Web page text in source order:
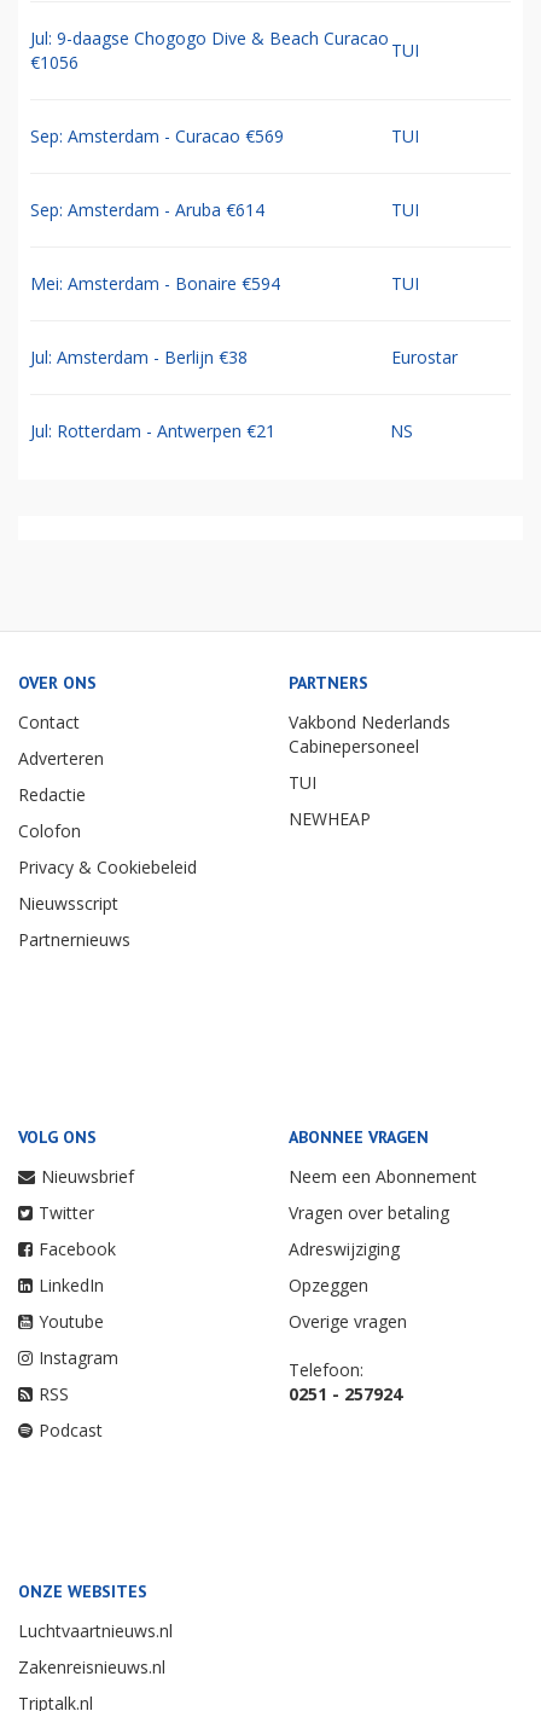
Jul: 9-daagse Chogogo Dive & Beach Curacao
€1056
TUI
Sep: Amsterdam - Curacao €569 TUI
Sep: Amsterdam - Aruba €614 TUI
Mei: Amsterdam - Bonaire €594 TUI
Jul: Amsterdam - Berlijn €38 Eurostar
Jul: Rotterdam - Antwerpen €21 NS
OVER ONS
Contact
Adverteren
Redactie
Colofon
Privacy & Cookiebeleid
Nieuwsscript
Partnernieuws
PARTNERS
Vakbond Nederlands
Cabinepersoneel
TUI
NEWHEAP
VOLG ONS
Nieuwsbrief
Twitter
Facebook
LinkedIn
Youtube
Instagram
RSS
Podcast
ABONNEE VRAGEN
Neem een Abonnement
Vragen over betaling
Adreswijziging
Opzeggen
Overige vragen
Telefoon:
0251 - 257924
ONZE WEBSITES
Luchtvaartnieuws.nl
Zakenreisnieuws.nl
Triptalk.nl